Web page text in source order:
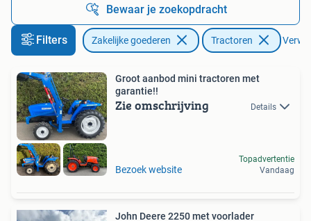
Bewaar je zoekopdracht
Filters Zakelijke goederen Tractoren
Groot aanbod mini tractoren met
garantie!!
Zie omschrijving Details
Bezoek website
Topadvertentie
Vandaag
John Deere 2250 met voorlader